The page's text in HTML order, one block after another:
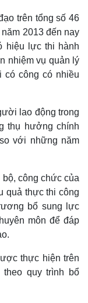
trên tổng số 46
2013 đến nay
hiệu lực thi hành
nhiệm vụ quản lý
công có nhiều
lao động trong
thụ hưởng chính
với những năm
công chức của
quả thực thi công
bổ sung lực
môn để đáp
thực hiện trên
quy trình bổ